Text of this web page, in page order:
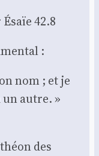
42.8
:
nom ; et je
autre. »
des